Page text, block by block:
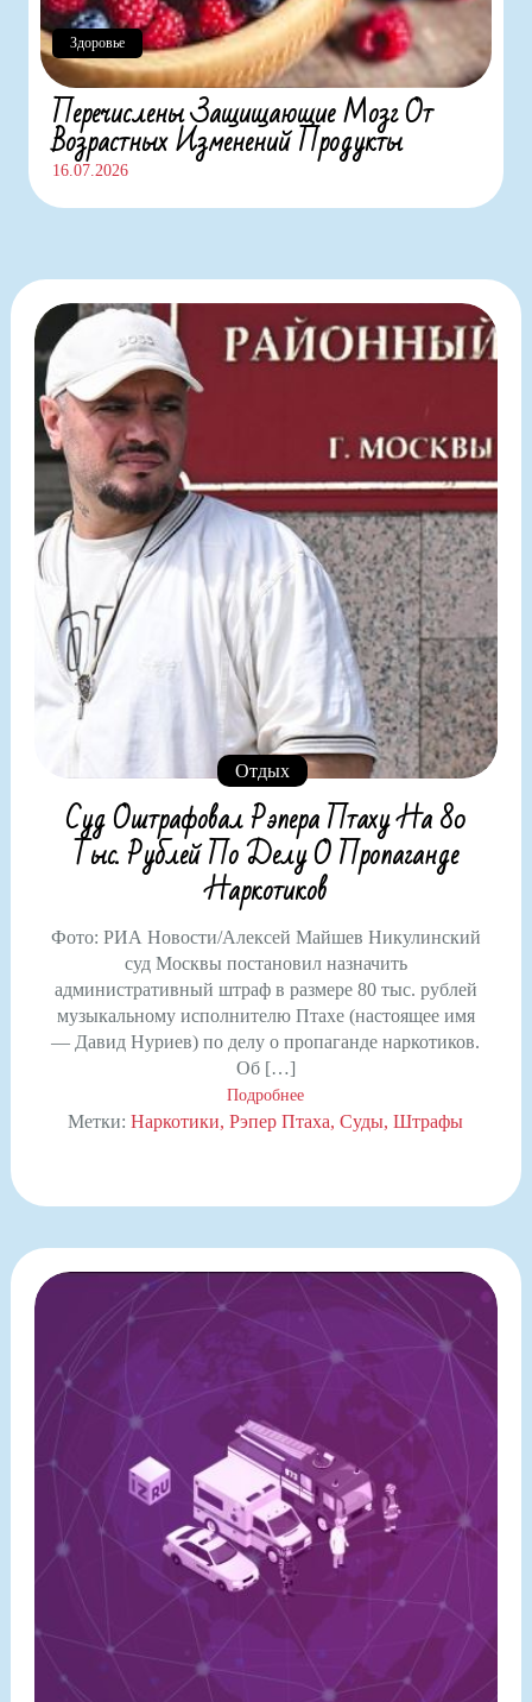
Перечислены Защищающие Мозг От
Возрастных Изменений Продукты
16.07.2026
Здоровье
Отдых
Суд Оштрафовал Рэпера Птаху На 80
Тыс. Рублей По Делу О Пропаганде
Наркотиков
Фото: РИА Новости/Алексей Майшев Никулинский
суд Москвы постановил назначить
административный штраф в размере 80 тыс. рублей
музыкальному исполнителю Птахе (настоящее имя
— Давид Нуриев) по делу о пропаганде наркотиков.
Об […]
Подробнее
Метки:Наркотики Рэпер Птаха Суды Штрафы